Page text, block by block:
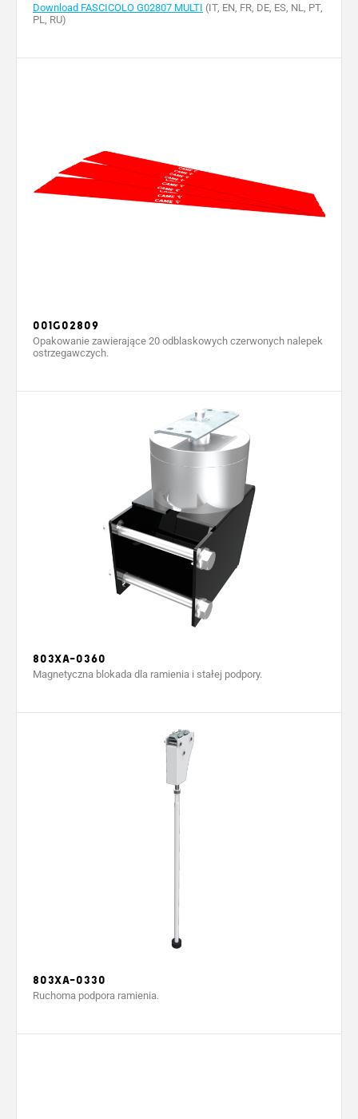
Download FASCICOLO G02807 MULTI (IT, EN, FR, DE, ES, NL, PT,
PL, RU)
001G02809
Opakowanie zawierające 20 odblaskowych czerwonych nalepek
ostrzegawczych.
803XA-0360
Magnetyczna blokada dla ramienia i stałej podpory.
803XA-0330
Ruchoma podpora ramienia.